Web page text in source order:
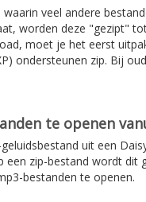
veel andere
worden deze "gezipt"
moet je het eerst
ondersteunen zip. Bij
te openen
uit een
zip-bestand wordt
bestanden te openen.